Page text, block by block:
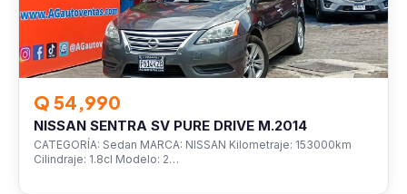
Q 54,990
NISSAN SENTRA SV PURE DRIVE M.2014
CATEGORÍA: Sedan MARCA: NISSAN Kilometraje: 153000km
Cilindraje: 1.8cl Modelo: 2…